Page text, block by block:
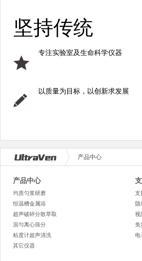
坚持传统
专注实验室及生命科学仪器
以质量为目标，以创新求发展
产品中心
产品中心
均质匀浆研磨
恒温槽金属浴
超声破碎分散萃取
混匀离心筛分
粘度计超声清洗
其它仪器
支
隐
视
免
电